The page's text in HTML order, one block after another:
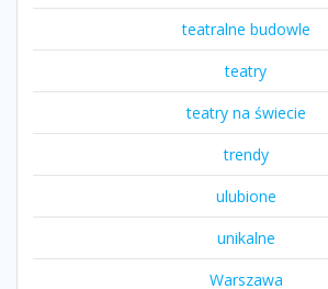
teatralne budowle
teatry
teatry na świecie
trendy
ulubione
unikalne
Warszawa